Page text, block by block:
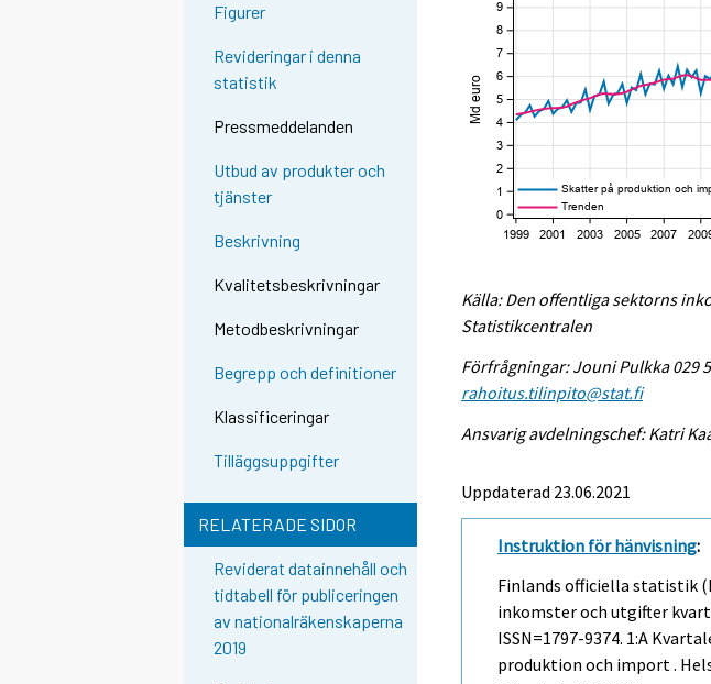
Figurer
Revideringar i denna
statistik
Pressmeddelanden
Utbud av produkter och
tjänster
Beskrivning
Kvalitetsbeskrivningar
Metodbeskrivningar
Begrepp och definitioner
Klassificeringar
Tilläggsuppgifter
RELATERADE SIDOR
Reviderat datainnehåll och
tidtabell för publiceringen
av nationalräkenskaperna
2019
Källa: Den offentliga sektorns
Statistikcentralen
Förfrågningar: Jouni Pulkka 029
rahoitus.tilinpito@stat.fi
Ansvarig avdelningschef: Katri
Uppdaterad 23.06.2021
Instruktion för hänvisning:
Finlands officiella statistik
inkomster och utgifter
ISSN=1797-9374. 1:a
produktion och import .